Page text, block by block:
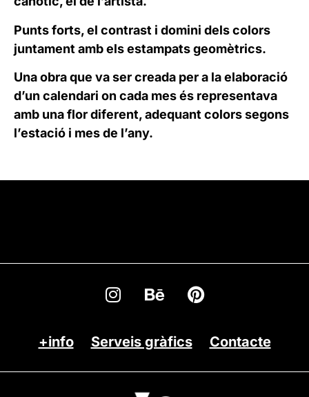
Punts forts, el contrast i domini dels colors
juntament amb els estampats geomètrics.
Una obra que va ser creada per a la elaboració
d’un calendari on cada mes és representava
amb una flor diferent, adequant colors segons
l’estació i mes de l’any.
+info Serveis gràfics Contacte